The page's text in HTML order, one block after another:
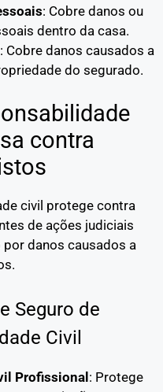
: Cobre danos ou
dentro da casa.
: Cobre danos causados a
do segurado.
contra
civil protege contra
de ações judiciais
danos causados a
Seguro de
Civil
Profissional: Protege